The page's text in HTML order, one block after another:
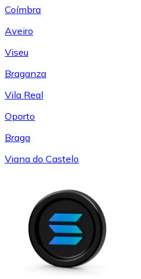
Coímbra
Aveiro
Viseu
Braganza
Vila Real
Oporto
Braga
Viana do Castelo